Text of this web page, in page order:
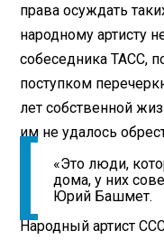
права осуждать
народному артисту
собеседника ТАСС,
поступком
лет собственной
им не удалось
«Это люди,
дома, у них
Юрий Башмет.
Народный артист